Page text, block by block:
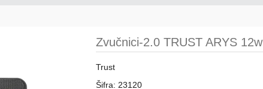
Zvučnici-2.0 TRUST ARYS 12w
Trust
Šifra: 23120